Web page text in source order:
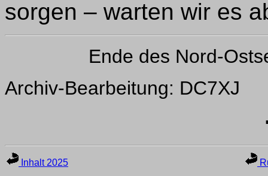
sorgen – warten wir es
Ende des Nord-
Archiv-Bearbeitung: DC7XJ
Inhalt 2025